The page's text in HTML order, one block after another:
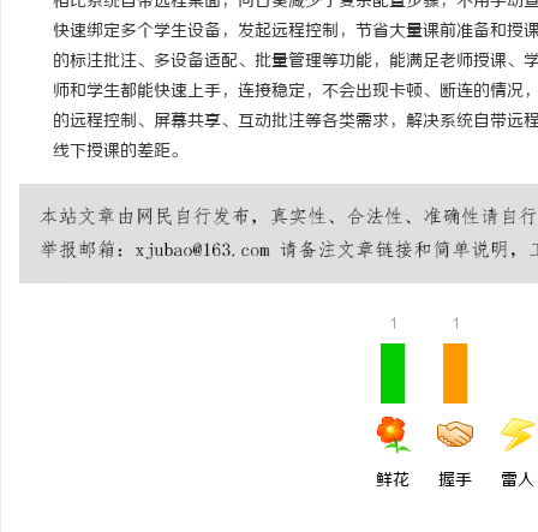
快速绑定多个学生设备，发起远程控制，节省大量课前准备和授
的标注批注、多设备适配、批量管理等功能，能满足老师授课
师和学生都能快速上手，连接稳定，不会出现卡顿、断连的情
的远程控制、屏幕共享、互动批注等各类需求，解决系统自带
线下授课的差距。
1
鲜花
1
握手 雷人